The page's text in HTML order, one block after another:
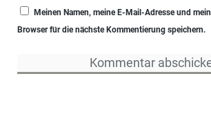
Meinen Namen, meine E-Mail-Adresse und
Browser für die nächste Kommentierung speichern.